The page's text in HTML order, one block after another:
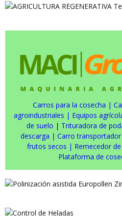
Carros para la cosecha |
agroindustriales | Equipos
de suelo | Trituradora de
descarga | Carro transportador
frutos secos | Remecedor
Plataforma de